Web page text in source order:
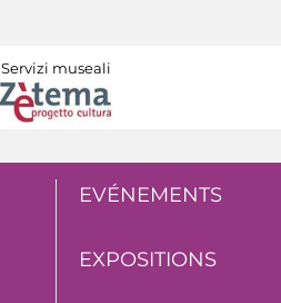
Servizi museali
EVÉNEMENTS
EXPOSITIONS